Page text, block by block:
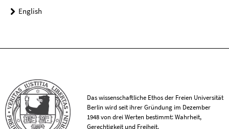
English
Das wissenschaftliche Ethos der Freien Universität
Berlin wird seit ihrer Gründung im Dezember
1948 von drei Werten bestimmt: Wahrheit,
Gerechtigkeit und Freiheit.